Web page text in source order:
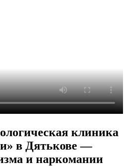
клиника
в Дятькове —
и наркомании